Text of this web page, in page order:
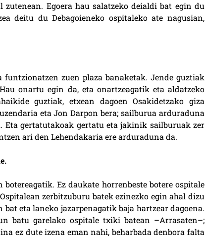
Egoera hau salatzeko deialdi bat egin du
deitu du Debagoieneko ospitaleko ate nagusian,
zuen plaza banaketak. Jende guztiak
onartu egin da, eta onartzeagatik eta aldatzeko
guztiak, etxean dagoen Osakidetzako giza
eta Jon Darpon bera; sailburua arduraduna
Eta gertatutakoak gertatu eta jakinik sailburuak zer
ari den Lehendakaria ere arduraduna da.
Ez daukate horrenbeste botere ospitale
zerbitzuburu batek ezinezko egin ahal dizu
eta laneko jazarpenagatik baja hartzear dagoena.
batu garelako ospitale txiki batean –Arrasaten–;
ez dute izena eman nahi, beharbada denbora falta